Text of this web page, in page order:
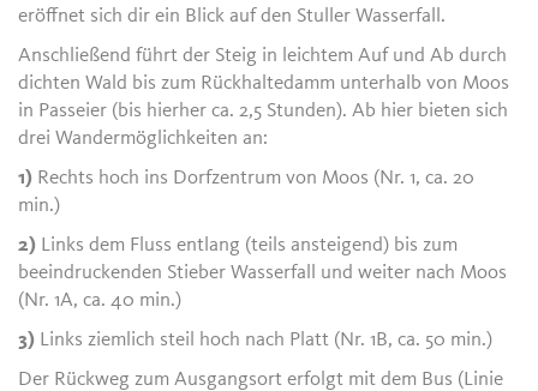
eröffnet sich dir ein Blick auf den Stuller Wasserfall.
Anschließend führt der Steig in leichtem Auf und Ab durch
dichten Wald bis zum Rückhaltedamm unterhalb von Moos
in Passeier (bis hierher ca. 2,5 Stunden). Ab hier bieten sich
drei Wandermöglichkeiten an:
1) Rechts hoch ins Dorfzentrum von Moos (Nr. 1, ca. 20
min.)
2) Links dem Fluss entlang (teils ansteigend) bis zum
beeindruckenden Stieber Wasserfall und weiter nach Moos
(Nr. 1A, ca. 40 min.)
3) Links ziemlich steil hoch nach Platt (Nr. 1B, ca. 50 min.)
Der Rückweg zum Ausgangsort erfolgt mit dem Bus (Linie